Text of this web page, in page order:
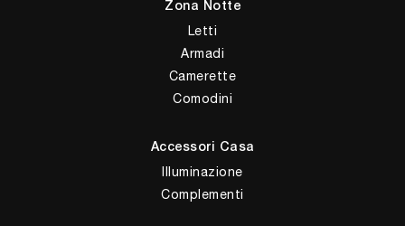
Zona Notte
Letti
Armadi
Camerette
Comodini
Accessori Casa
Illuminazione
Complementi